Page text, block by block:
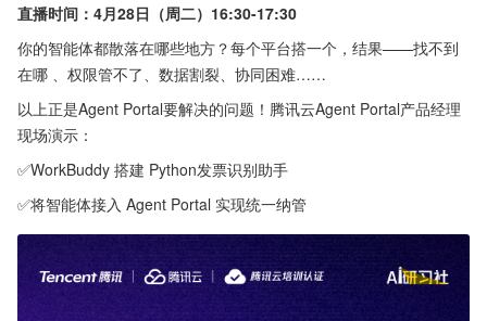
直播时间：4月28日（周二）16:30-17:30
你的智能体都散落在哪些地方？每个平台搭一个，结果——找不到
在哪 、权限管不了、数据割裂、协同困难……
以上正是Agent Portal要解决的问题！腾讯云Agent Portal产品经理
现场演示：
✅WorkBuddy 搭建 Python发票识别助手
✅将智能体接入 Agent Portal 实现统一纳管